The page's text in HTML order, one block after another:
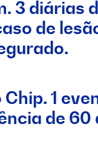
3 diárias
de
1
de 60